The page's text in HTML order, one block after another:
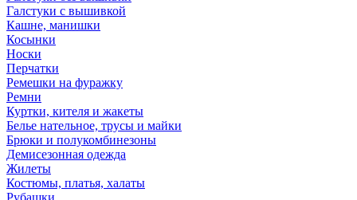
Галстуки с вышивкой
Кашне, манишки
Косынки
Носки
Перчатки
Ремешки на фуражку
Ремни
Куртки, кителя и жакеты
Белье нательное, трусы и майки
Брюки и полукомбинезоны
Демисезонная одежда
Жилеты
Костюмы, платья, халаты
Рубашки